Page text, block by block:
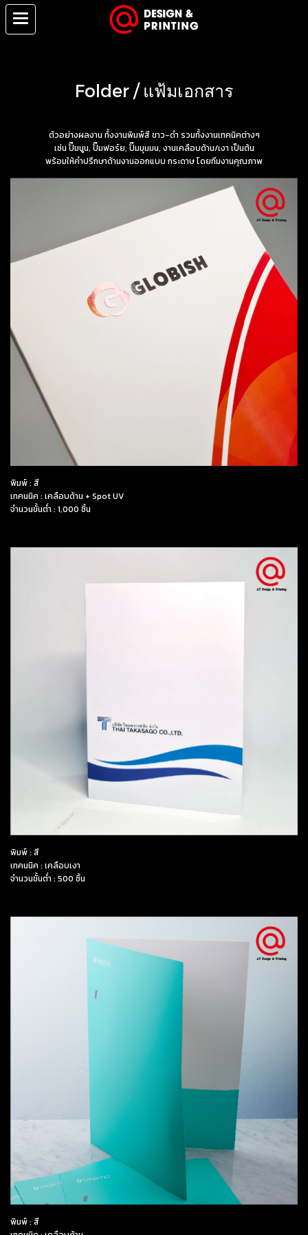
Folder / แฟ้มเอกสาร
ตัวอย่างผลงาน ทั้งงานพิมพ์สี ขาว-ดำ รวมทั้งงานเทคนิคต่างๆ
เช่น ปั๊มนูน, ปั๊มฟอร์ย, ปั๊มมุมมน, งานเคลือบด้าน/เงา เป็นต้น
พร้อมให้คำปรึกษาด้านงานออกแบบ กระดาษ โดยทีมงานคุณภาพ
พิมพ์ : สี
เทคนนิค : เคลือบด้าน + Spot UV
จำนวนขั้นต่ำ : 1,000 ชิ้น
พิมพ์ : สี
เทคนนิค : เคลือบเงา
จำนวนขั้นต่ำ : 500 ชิ้น
พิมพ์ : สี